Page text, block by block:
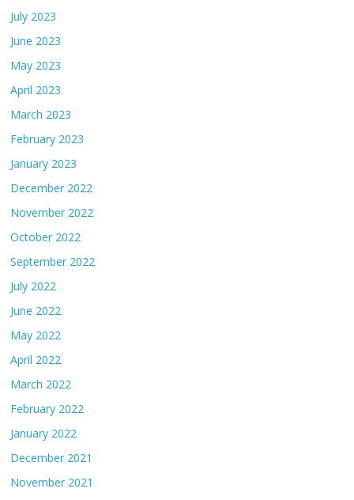
July 2023
June 2023
May 2023
April 2023
March 2023
February 2023
January 2023
December 2022
November 2022
October 2022
September 2022
July 2022
June 2022
May 2022
April 2022
March 2022
February 2022
January 2022
December 2021
November 2021